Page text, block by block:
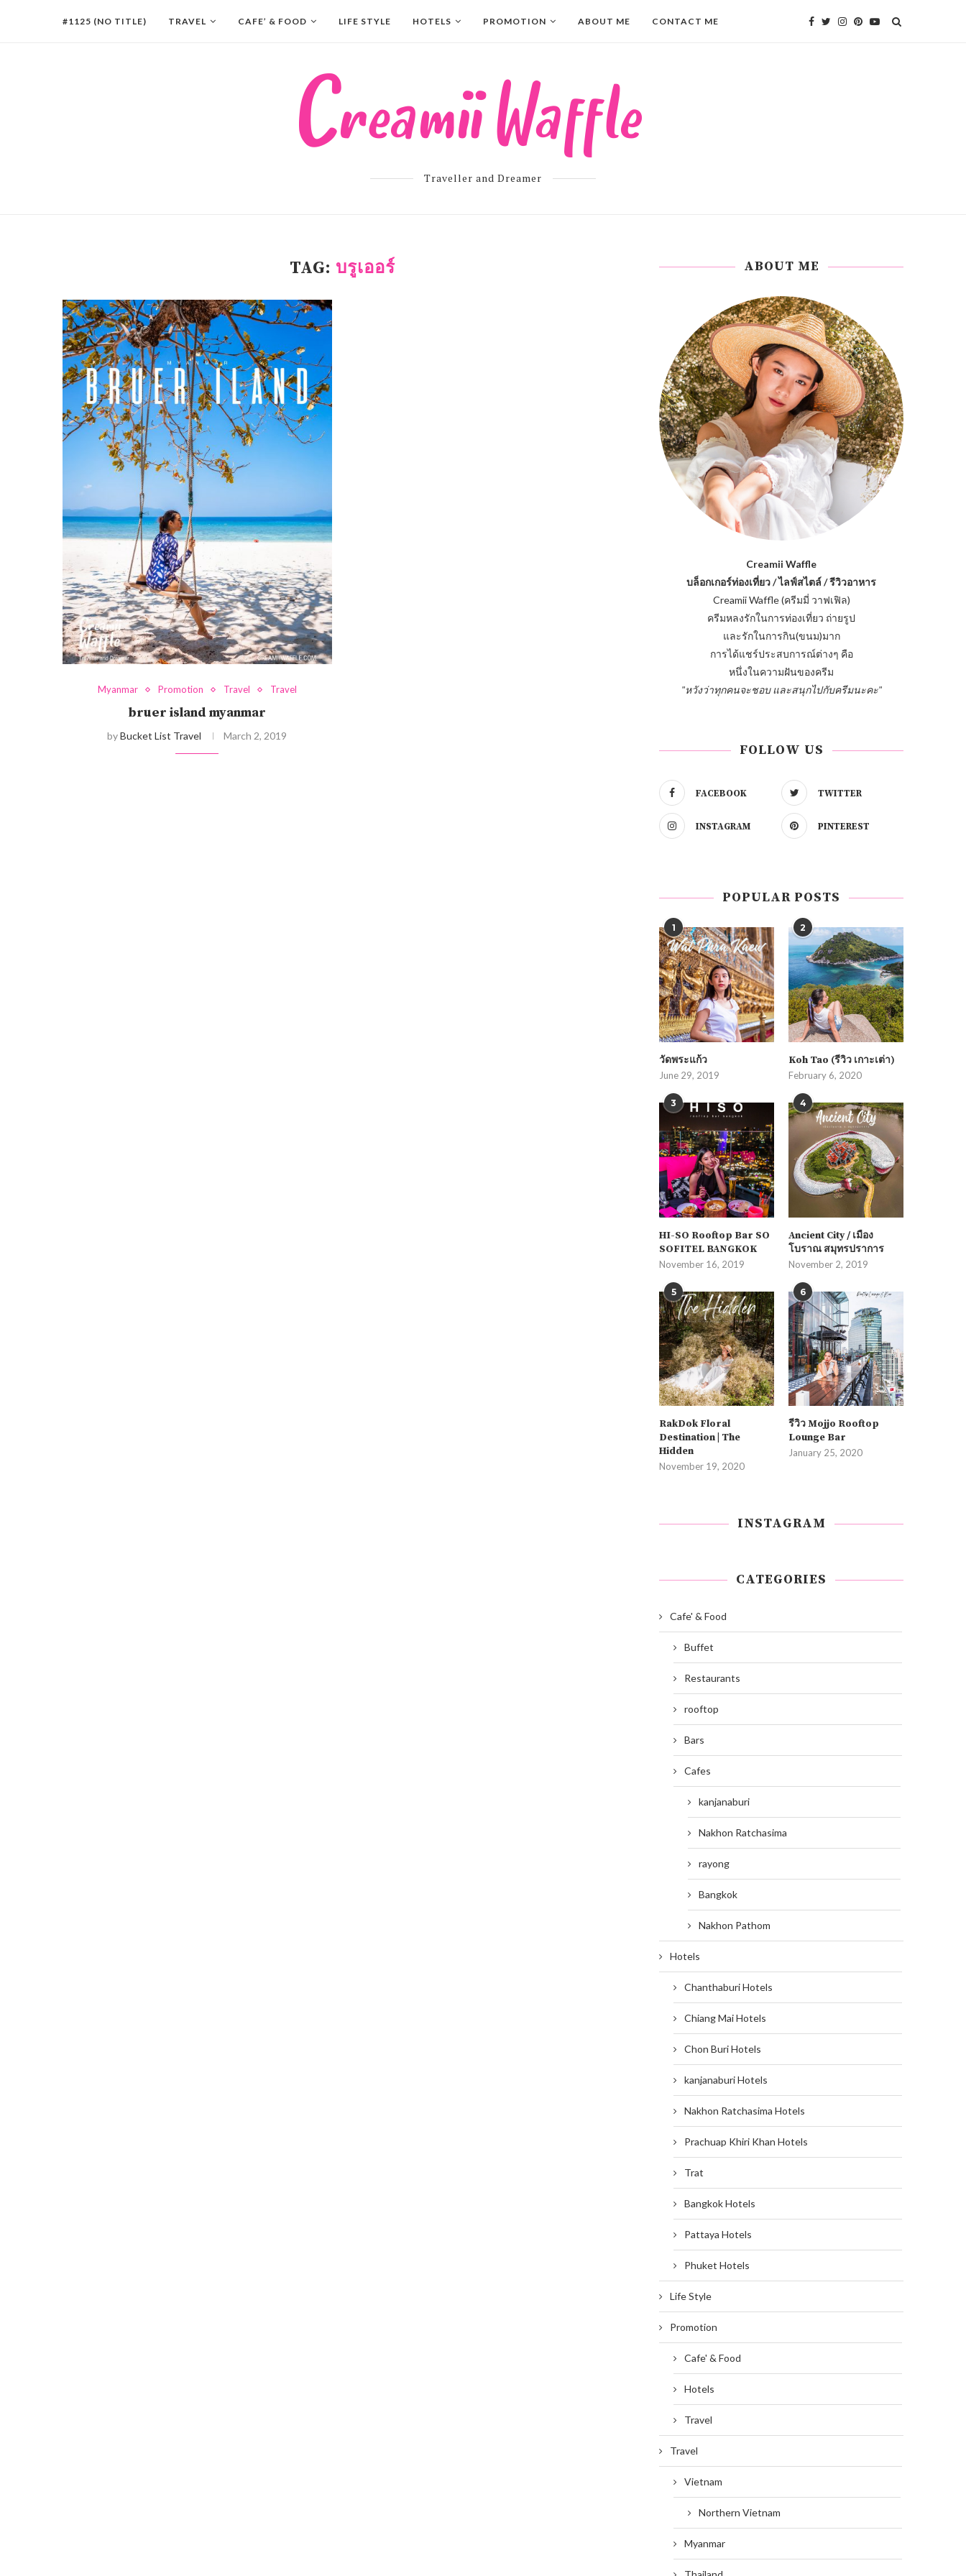
#1125 (NO TITLE) TRAVEL CAFE’ & FOOD LIFE STYLE HOTELS PROMOTION ABOUT ME CONTACT ME
Traveller and Dreamer
TAG: บรูเออร์
Myanmar Promotion Travel Travel
bruer island myanmar
byBucket List Travel March 2, 2019
ABOUT ME
Creamii Waffle
บล็อกเกอร์ท่องเที่ยว / ไลฟ์สไตล์ / รีวิวอาหาร
Creamii Waffle (ครีมมี่ วาฟเฟิล)
ครีมหลงรักในการท่องเที่ยว ถ่ายรูป
และรักในการกิน(ขนม)มาก
การได้แชร์ประสบการณ์ต่างๆ คือ
หนึ่งในความฝันของครีม
"หวังว่าทุกคนจะชอบ และสนุกไปกับครีมนะคะ"
FOLLOW US
FACEBOOK TWITTER
INSTAGRAM PINTEREST
POPULAR POSTS
1
วัดพระแก้ว
June 29, 2019
2
Koh Tao (รีวิว เกาะเต่า)
February 6, 2020
3
HI-SO Rooftop Bar SO
SOFITEL BANGKOK
November 16, 2019
4
Ancient City / เมือง
โบราณ สมุทรปราการ
November 2, 2019
5
RakDok Floral
Destination | The
Hidden
November 19, 2020
6
รีวิว Mojjo Rooftop
Lounge Bar
January 25, 2020
INSTAGRAM
CATEGORIES
Cafe' & Food
Buffet
Restaurants
rooftop
Bars
Cafes
kanjanaburi
Nakhon Ratchasima
rayong
Bangkok
Nakhon Pathom
Hotels
Chanthaburi Hotels
Chiang Mai Hotels
Chon Buri Hotels
kanjanaburi Hotels
Nakhon Ratchasima Hotels
Prachuap Khiri Khan Hotels
Trat
Bangkok Hotels
Pattaya Hotels
Phuket Hotels
Life Style
Promotion
Cafe' & Food
Hotels
Travel
Travel
Vietnam
Northern Vietnam
Myanmar